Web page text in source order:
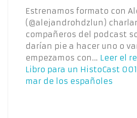
Estrenamos formato con
(@alejandrohdzlun)
compañeros del podcast
darían pie a hacer uno o
empezamos con… Leer el
Libro para un HistoCast
mar de los españoles